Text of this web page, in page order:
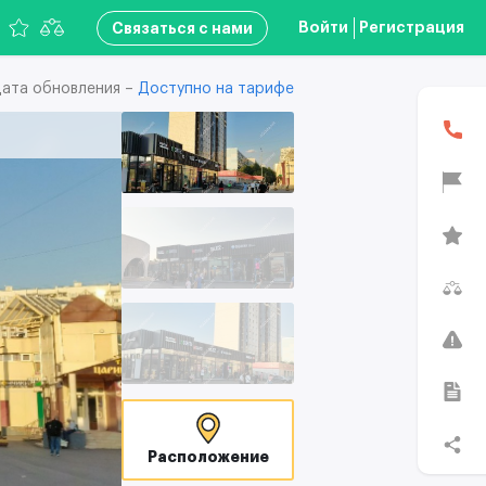
Связаться с нами Войти Регистрация
обновления – Доступно на тарифе
Расположение